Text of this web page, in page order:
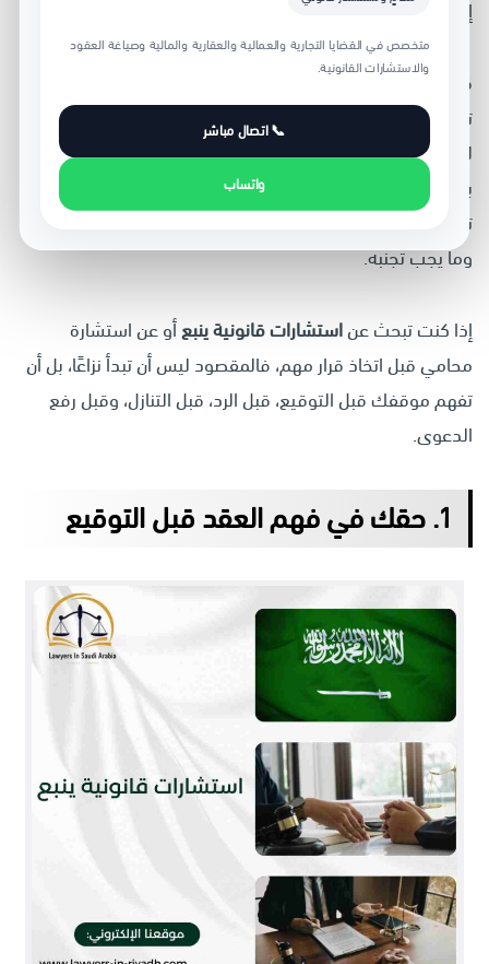
إثباتًا.
قد تخسر حقك لأنك وقّعت مخالصة دون مراجعة، أو لأنك
تأخرت في تقديم طلب، أو لأنك اعتمدت على اتفاق شفهي، أو
لأنك أرسلت رسالة تحمل إقرارًا غير مقصود، أو لأنك لم تحتفظ
بالمستندات. هنا تأتي أهمية الاستشارة القانونية؛ فهي لا
تمنحك “رأيًا عامًا” فقط، بل تساعدك على معرفة ما يجب فعله
وما يجب تجنبه.
إذا كنت تبحث عناستشارات قانونية ينبعأو عن استشارة
محامي قبل اتخاذ قرار مهم، فالمقصود ليس أن تبدأ نزاعًا، بل أن
تفهم موقفك قبل التوقيع، قبل الرد، قبل التنازل، وقبل رفع
الدعوى.
1. حقك في فهم العقد قبل التوقيع
متخصص في القضايا التجارية والعمالية والعقارية والمالية وصياغة العقود
والاستشارات القانونية.
📞 اتصال مباشر
واتساب